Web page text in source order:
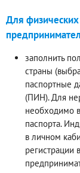
Для
заполнить
страны
паспортные
(ПИН). Для
необходимо
паспорта.
в личном
регистрации